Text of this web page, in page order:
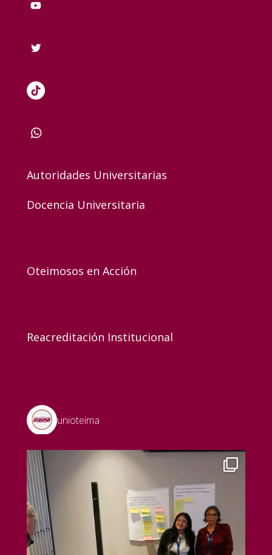
Autoridades Universitarias
Docencia Universitaria
Oteimosos en Acción
Reacreditación Institucional
unioteima